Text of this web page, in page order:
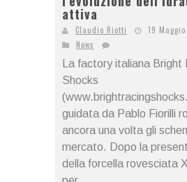
attiva
Claudio Riotti
19
News
La factory italiana Bright
Shocks
guidata da Pablo Fiorilli
ancora una volta gli
mercato. Dopo la
della forcella rovesciata